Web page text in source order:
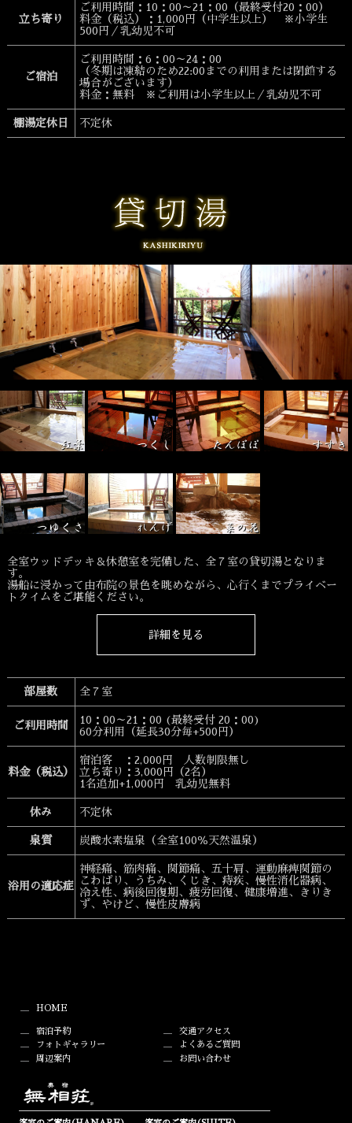
立ち寄り
ご利用時間：10：00～21：00（最終受付20：00）
料金（税込）：1,000円（中学生以上） ※小学生
500円／乳幼児不可
ご宿泊
ご利用時間：6：00～24：00
（冬期は凍結のため22:00までの利用または閉館する
場合がございます）
料金：無料 ※ご利用は小学生以上／乳幼児不可
棚湯定休日 不定休
全室ウッドデッキ＆休憩室を完備した、全７室の貸切湯となりま
す。
湯船に浸かって由布院の景色を眺めながら、心行くまでプライベー
トタイムをご堪能ください。
詳細を見る
部屋数 全７室
ご利用時間
10：00～21：00 (最終受付 20：00)
60分利用（延長30分毎+500円）
料金（税込）
宿泊客 ：2,000円 人数制限無し
立ち寄り：3,000円（2名）
1名追加+1,000円 乳幼児無料
休み 不定休
泉質 炭酸水素塩泉（全室100％天然温泉）
浴用の適応症
神経痛、筋肉痛、関節痛、五十肩、運動麻痺関節の
こわばり、うちみ、くじき、痔疾、慢性消化器病、
冷え性、病後回復期、疲労回復、健康増進、きりき
ず、やけど、慢性皮膚病
HOME
宿泊予約
交通アクセス
フォトギャラリー
よくあるご質問
周辺案内
お問い合わせ